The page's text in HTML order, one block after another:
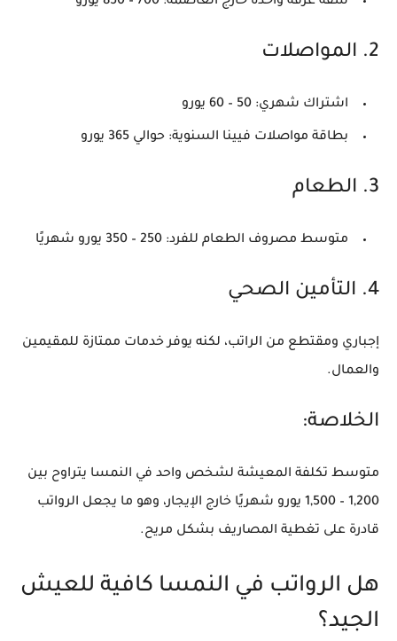
2. المواصلات
اشتراك شهري: 50 – 60 يورو
بطاقة مواصلات فيينا السنوية: حوالي 365 يورو
3. الطعام
متوسط مصروف الطعام للفرد: 250 – 350 يورو شهريًا
4. التأمين الصحي
إجباري ومقتطع من الراتب، لكنه يوفر خدمات ممتازة للمقيمين
والعمال.
الخلاصة:
متوسط تكلفة المعيشة لشخص واحد في النمسا يتراوح بين
1,200 – 1,500 يورو
شهريًا خارج الإيجار، وهو ما يجعل الرواتب
قادرة على تغطية المصاريف بشكل مريح.
هل الرواتب في النمسا كافية للعيش
الجيد؟